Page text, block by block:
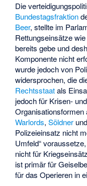
Die
Bundestagsfraktion
Beer, stellte im
Rettungseinsätze
bereits gebe und
Komponente nicht
wurde jedoch von
widersprochen, die
Rechtsstaatals
jedoch für Krisen-
Organisationsformen
Warlords,Söldner und
Polizeieinsatz nicht
Umfeld“
nicht für
ist primär für
für das Operieren in